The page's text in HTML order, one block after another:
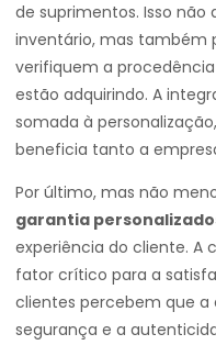
de suprimentos. Isso
inventário, mas também
verifiquem a
estão adquirindo. A
somada à
beneficia tanto a
Por último, mas não
garantia
experiência do cliente.
fator crítico para a
clientes percebem que
segurança e a